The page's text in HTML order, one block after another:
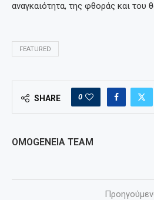
αναγκαιότητα, της φθοράς και του
FEATURED
SHARE 0
OMOGENEIA TEAM